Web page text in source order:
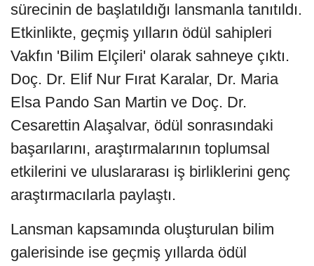
sürecinin de başlatıldığı lansmanla tanıtıldı.
Etkinlikte, geçmiş yılların ödül sahipleri
Vakfın 'Bilim Elçileri' olarak sahneye çıktı.
Doç. Dr. Elif Nur Fırat Karalar, Dr. Maria
Elsa Pando San Martin ve Doç. Dr.
Cesarettin Alaşalvar, ödül sonrasındaki
başarılarını, araştırmalarının toplumsal
etkilerini ve uluslararası iş birliklerini genç
araştırmacılarla paylaştı.
Lansman kapsamında oluşturulan bilim
galerisinde ise geçmiş yıllarda ödül